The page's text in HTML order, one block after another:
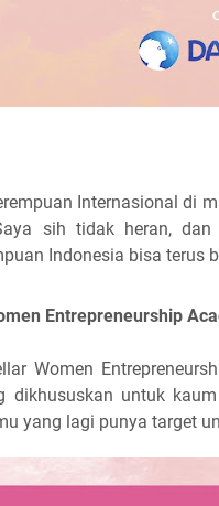
Internasional di
sih tidak heran,
Indonesia bisa terus
Entrepreneurship
Women
dikhususkan untuk
yang lagi punya target